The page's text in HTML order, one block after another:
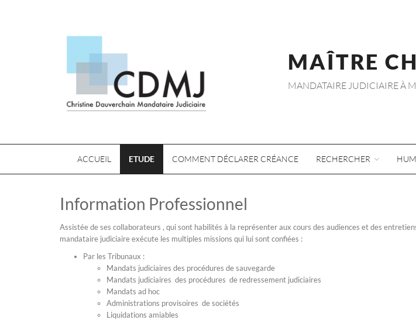
MAÎTRE
MANDATAIRE JUDICIAIRE À
ACCUEIL ETUDE COMMENT DÉCLARER CRÉANCE RECHERCHER
Information Professionnel
Assistée de ses collaborateurs , qui sont habilités à la représenter aux cours des audiences et des
mandataire judiciaire exécute les multiples missions qui lui sont confiées :
Par les Tribunaux :
Mandats judiciaires des procédures de sauvegarde
Mandats judiciaires des procédures de redressement judiciaires
Mandats ad hoc
Administrations provisoires de sociétés
Liquidations amiables